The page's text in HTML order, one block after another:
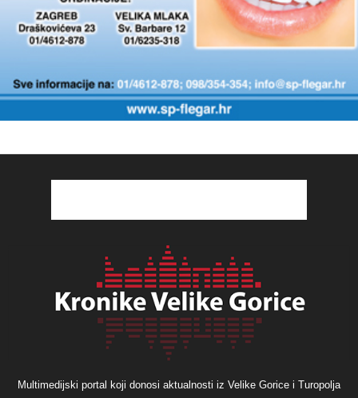
Multimedijski portal koji donosi aktualnosti iz Velike Gorice i Turopolja